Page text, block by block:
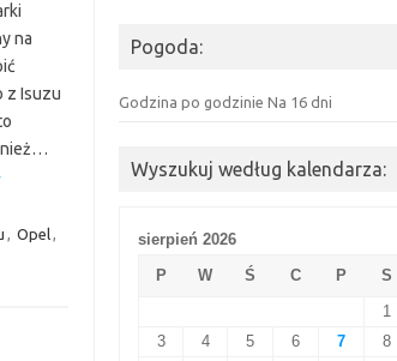
na
z Isuzu
, Opel,
Pogoda:
Godzina po godzinie Na 16 dni
Wyszukuj według kalendarza:
sierpień 2026
P
W Ś C P S
1
3
4 5 6 7 8